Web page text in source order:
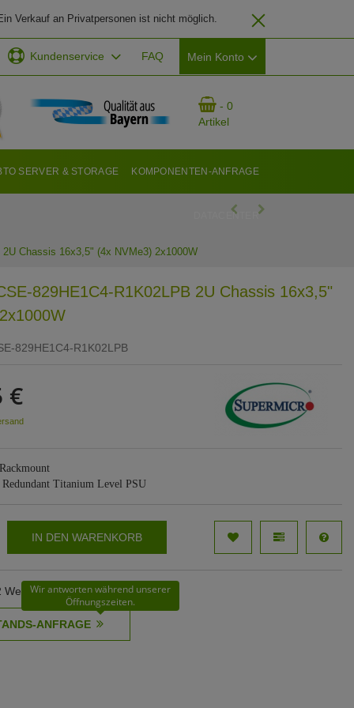
Verkauf an Privatpersonen ist nicht möglich.
Mein Konto
EMAIL-ADRESSE
FAQ
Kundenservice
- 0
Artikel
KOMPONENTEN-ANFRAGE
SERVER & STORAGE
DATACENTER
Chassis 16x3,5" (4x NVMe3) 2x1000W
829HE1C4-R1K02LPB 2U Chassis 16x3,5"
829HE1C4-R1K02LPB
€
Titanium Level PSU
IN DEN WARENKORB
WerktageWir antworten während unserer
Öffnungszeiten.